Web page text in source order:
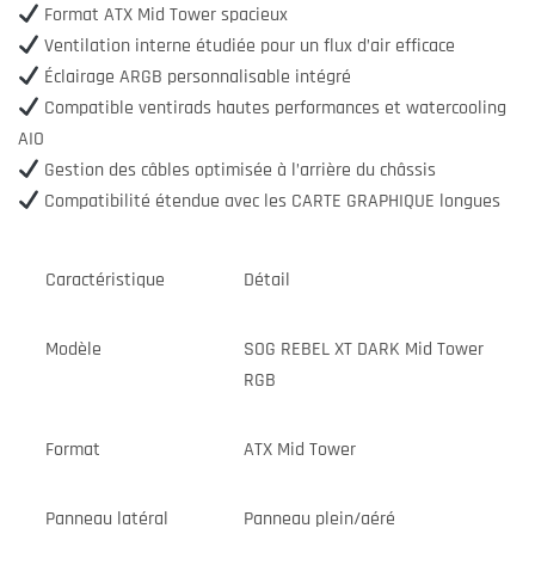
Format ATX Mid Tower spacieux
Ventilation interne étudiée pour un flux d’air efficace
Éclairage ARGB personnalisable intégré
Compatible ventirads hautes performances et watercooling
AIO
Gestion des câbles optimisée à l’arrière du châssis
Compatibilité étendue avec les CARTE GRAPHIQUE longues
Caractéristique Détail
Modèle
SOG REBEL XT DARK Mid Tower
RGB
Format ATX Mid Tower
Panneau latéral Panneau plein/aéré